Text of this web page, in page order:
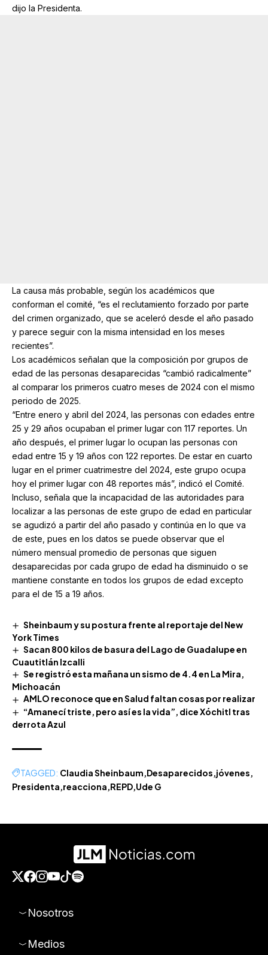
dijo la Presidenta.
La causa más probable, según los académicos que
conforman el comité, “es el reclutamiento forzado por parte
del crimen organizado, que se aceleró desde el año pasado
y parece seguir con la misma intensidad en los meses
recientes”.
Los académicos señalan que la composición por grupos de
edad de las personas desaparecidas “cambió radicalmente”
al comparar los primeros cuatro meses de 2024 con el mismo
periodo de 2025.
“Entre enero y abril del 2024, las personas con edades entre
25 y 29 años ocupaban el primer lugar con 117 reportes. Un
año después, el primer lugar lo ocupan las personas con
edad entre 15 y 19 años con 122 reportes. De estar en cuarto
lugar en el primer cuatrimestre del 2024, este grupo ocupa
hoy el primer lugar con 48 reportes más”, indicó el Comité.
Incluso, señala que la incapacidad de las autoridades para
localizar a las personas de este grupo de edad en particular
se agudizó a partir del año pasado y continúa en lo que va
de este, pues en los datos se puede observar que el
número mensual promedio de personas que siguen
desaparecidas por cada grupo de edad ha disminuido o se
mantiene constante en todos los grupos de edad excepto
para el de 15 a 19 años.
Sheinbaum y su postura frente al reportaje del New
York Times
Sacan 800 kilos de basura del Lago de Guadalupe en
Cuautitlán Izcalli
Se registró esta mañana un sismo de 4.4 en La Mira,
Michoacán
AMLO reconoce que en Salud faltan cosas por realizar
“Amanecí triste, pero así es la vida”, dice Xóchitl tras
derrota Azul
TAGGED: Claudia Sheinbaum Desaparecidos jóvenes
Presidenta reacciona REPD Ude G
Nosotros
Medios